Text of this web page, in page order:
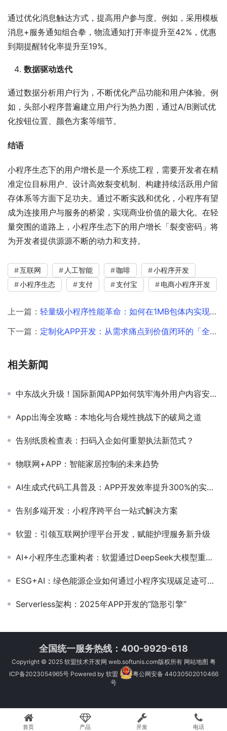
通过优化消息触达方式，提高用户参与度。例如，采用模板
消息+服务通知组合拳，物流通知打开率提升至42%，优惠
到期提醒转化率提升至19%。
数据驱动迭代
通过数据分析用户行为，不断优化产品功能和用户体验。例
如，头部小程序普遍建立用户行为热力图，通过A/B测试优
化按钮位置、颜色方案等细节。
结语
小程序生态下的用户增长是一个系统工程，需要开发者在精
准定位目标用户、设计高效裂变机制、构建持续活跃用户留
存体系等方面下足功夫。通过不断实践和优化，小程序有望
成为连接用户与服务的桥梁，实现商业价值的最大化。在轻
量突围的道路上，小程序生态下的用户增长「裂变密码」将
为开发者提供源源不断的动力和支持。
互联网 人工智能 咖啡
小程序开发
小程序生态
支付 支付宝 电商小程序开发
上一篇： 轻量级小程序性能革命：如何在1MB包体内实现毫秒级响应
下一篇： 定制化APP开发：从需求痛点到价值闭环的「全链路攻略」
相关新闻
中东战火升级！国际新闻APP如何筑牢海外用户内容安全防线？
App出海全攻略：本地化与合规性挑战下的破局之道
告别纸质检查表：扫码入企如何重塑执法新范式？
物联网+APP：智能家居控制的未来趋势
AI生成式代码工具普及：APP开发效率提升300%的实践指南
告别多端开发：小程序跨平台一站式解决方案
软盟：引领互联网护理平台开发，赋能护理服务新升级
AI+小程序生态重构者：软盟通过DeepSeek大模型重塑企业移动端智能体验
ESG+AI：绿色能源企业如何通过小程序实现碳足迹可视化
Serverless架构：2025年APP开发的“隐形引擎”
全国统一服务热线：400-9929-618
Copyright © 2025 软盟技术开发网 web.softunis.com版权所有 网站地图 粤
ICP备2023054965号Powered by 软盟
粤公网安备 44030502010466
号
首页 产品 开发 电话